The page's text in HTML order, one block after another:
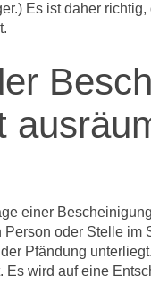
Es ist daher
einer
oder Stelle im
Pfändung
wird auf eine